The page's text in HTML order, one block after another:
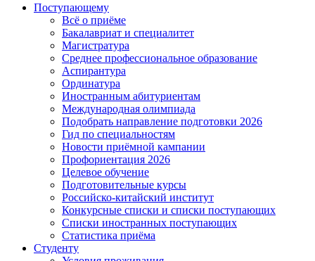
Поступающему
Всё о приёме
Бакалавриат и специалитет
Магистратура
Среднее профессиональное образование
Аспирантура
Ординатура
Иностранным абитуриентам
Международная олимпиада
Подобрать направление подготовки 2026
Гид по специальностям
Новости приёмной кампании
Профориентация 2026
Целевое обучение
Подготовительные курсы
Российско-китайский институт
Конкурсные списки и списки поступающих
Списки иностранных поступающих
Статистика приёма
Студенту